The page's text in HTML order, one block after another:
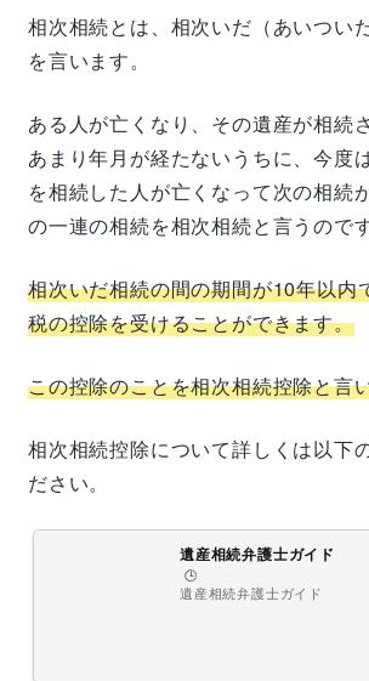
相次相続とは、相次いだ（あいつい
を言います。
ある人が亡くなり、その遺産が相続
あまり年月が経たないうちに、今度
を相続した人が亡くなって次の相続
の一連の相続を相次相続と言うのです
相次いだ相続の間の期間が10年以内
税の控除を受けることができます。
この控除のことを相次相続控除と言
相次相続控除について詳しくは以下
ださい。
遺産相続弁護士ガイド
🕒️
遺産相続弁護士ガイド